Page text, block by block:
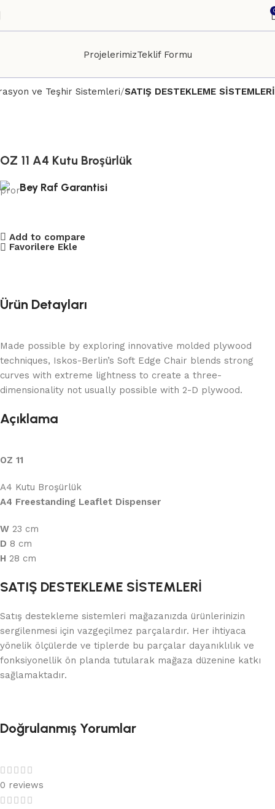
ProjelerimizTeklif Formu
ve Teşhir Sistemleri SATIŞ DESTEKLEME SİSTEMLERİ
OZ 11 A4 Kutu Broşürlük
Bey Raf Garantisi
Add to compare
Favorilere Ekle
Ürün Detayları
Made possible by exploring innovative molded plywood
techniques, Iskos-Berlin’s Soft Edge Chair blends strong
curves with extreme lightness to create a three-
dimensionality not usually possible with 2-D plywood.
Açıklama
OZ 11
A4 Kutu Broşürlük
A4 Freestanding Leaflet Dispenser
W 23 cm
D 8 cm
H 28 cm
SATIŞ DESTEKLEME SİSTEMLERİ
Satış destekleme sistemleri mağazanızda ürünlerinizin
sergilenmesi için vazgeçilmez parçalardır. Her ihtiyaca
yönelik ölçülerde ve tiplerde bu parçalar dayanıklılık ve
fonksiyonellik ön planda tutularak mağaza düzenine katkı
sağlamaktadır.
Doğrulanmış Yorumlar
0 reviews